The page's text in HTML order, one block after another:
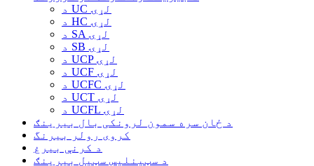
د UC لړۍ
د HC لړۍ
د SA لړۍ
د SB لړۍ
د UCP لړۍ
د UCF لړۍ
د UCFC لړۍ
د UCT لړۍ
د UCFL لړۍ
د ځان سره سمون لرونکی بال بیرینګ
کروی رولر بیرنگ
د کرنې بیرغ
د سټینلیس سټیل بیرینګ